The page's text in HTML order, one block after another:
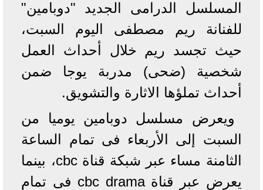
المسلسل الدرامى الجديد "دوبامين"
للفنانة ريم مصطفى اليوم السبت،
حيث تجسد ريم خلال أحداث العمل
شخصية (ضحى) مدربة يوجا ضمن
أحداث تملؤها الاثارة والتشويق.
ويعرض مسلسل دوبامين يوميا من
السبت إلى الأربعاء فى تمام الساعة
الثامنة مساء عبر شبكة قناة cbc، بينما
يعرض عبر قناة cbc drama فى تمام